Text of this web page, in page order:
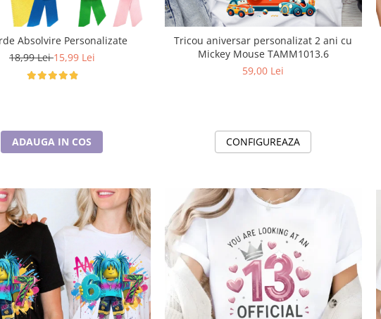
Absolvire Personalizate
18,99 Lei15,99 Lei
ADAUGA IN COS
Tricou aniversar personalizat 2 ani cu
Mickey Mouse TAMM1013.6
59,00 Lei
CONFIGUREAZA